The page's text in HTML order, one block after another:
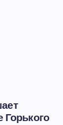
Горького